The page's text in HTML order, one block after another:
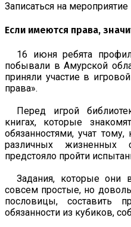
Записаться на мероприятие
Если имеются права,
16 июня ребята
побывали в Амурской
приняли участие в
права».
Перед игрой
книгах, которые
обязанностями, учат
различных жизненных
предстояло пройти
Задания, которые они
совсем простые, но
пословицы, составить
обязанности из кубиков,